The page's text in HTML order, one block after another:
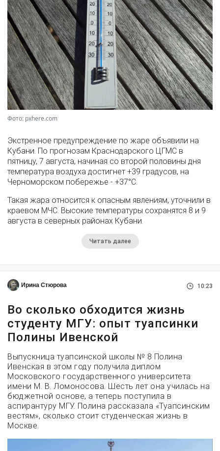
Фото: pxhere.com
Экстренное предупреждение по жаре объявили на
Кубани. По прогнозам Краснодарского ЦГМС в
пятницу, 7 августа, начиная со второй половины дня
температура воздуха достигнет +39 градусов, на
Черноморском побережье - +37°­С.
Такая жара относится к опасным явлениям, уточнили в
краевом МЧС. Высокие температуры сохранятся 8 и 9
августа в северных районах Кубани.
Читать далее
Ирина Стюрова 10:23
Во сколько обходится жизнь
студенту МГУ: опыт туапсинки
Полины Ивенской
Выпускница туапсинской школы № 8 Полина
Ивенская в этом году получила диплом
Московского государственного университета
имени М. В. Ломоносова. Шесть лет она училась на
бюджетной основе, а теперь поступила в
аспирантуру МГУ. Полина рассказала «Туапсинским
вестям», сколько стоит студенческая жизнь в
Москве.